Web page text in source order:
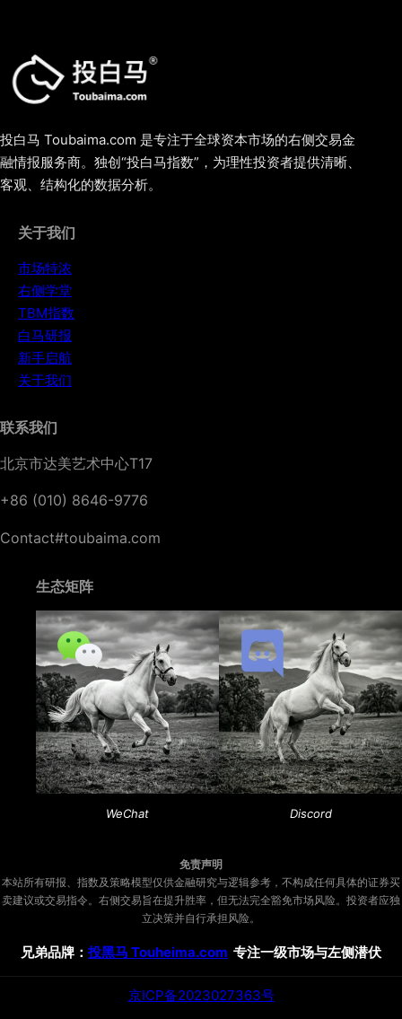
投白马 Toubaima.com 是专注于全球资本市场的右侧交易金
融情报服务商。独创“投白马指数”，为理性投资者提供清晰、
客观、结构化的数据分析。
关于我们
市场特浓
右侧学堂
TBM指数
白马研报
新手启航
关于我们
联系我们
北京市达美艺术中心T17
+86 (010) 8646-9776
Contact#toubaima.com
生态矩阵
WeChat Discord
免责声明
本站所有研报、指数及策略模型仅供金融研究与逻辑参考，不构成任何具体的证券买
卖建议或交易指令。右侧交易旨在提升胜率，但无法完全豁免市场风险。投资者应独
立决策并自行承担风险。
兄弟品牌： 投黑马 Touheima.com 专注一级市场与左侧潜伏
京ICP备2023027363号